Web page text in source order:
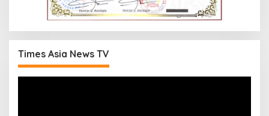
Times Asia News TV